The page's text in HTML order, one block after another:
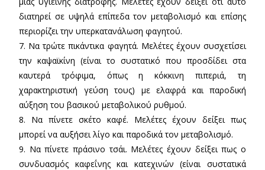
διατηρεί σε υψηλά επίπεδα τον μεταβολισμό και επίσης
περιορίζει την υπερκατανάλωση φαγητού.
7. Να τρώτε πικάντικα φαγητά. Μελέτες έχουν συσχετίσει
την καψαϊκίνη (είναι το συστατικό που προσδίδει στα
καυτερά τρόφιμα, όπως η κόκκινη πιπεριά, τη
χαρακτηριστική γεύση τους) με ελαφρά και παροδική
αύξηση του βασικού μεταβολικού ρυθμού.
8. Να πίνετε σκέτο καφέ. Μελέτες έχουν δείξει πως
μπορεί να αυξήσει λίγο και παροδικά τον μεταβολισμό.
9. Να πίνετε πράσινο τσάι. Μελέτες έχουν δείξει πως ο
συνδυασμός καφεΐνης και κατεχινών (είναι συστατικά